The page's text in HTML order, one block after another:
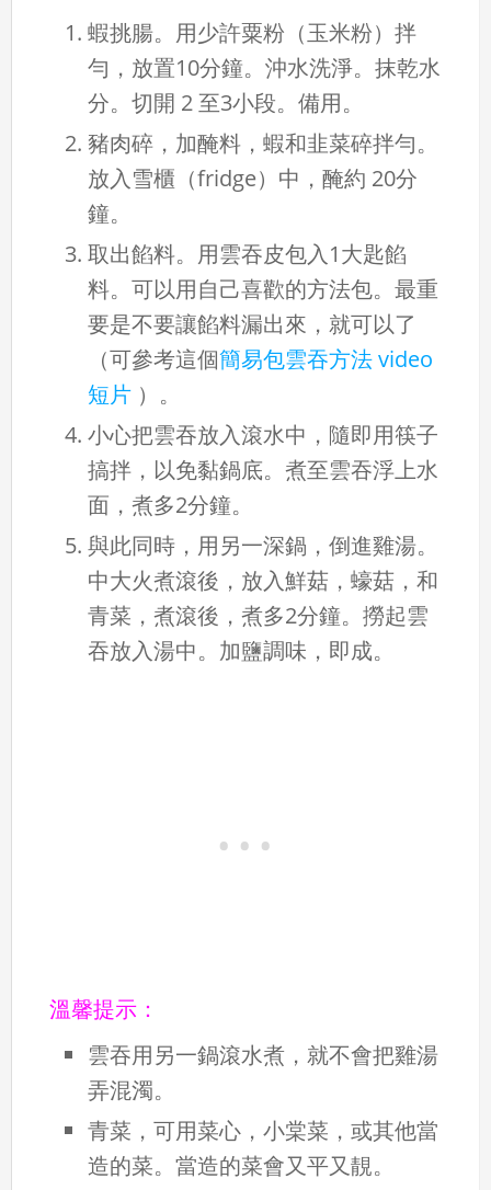
蝦挑腸。用少許粟粉（玉米粉）拌
勻，放置10分鐘。沖水洗淨。抹乾水
分。切開 2 至3小段。備用。
豬肉碎，加醃料，蝦和韭菜碎拌勻。
放入雪櫃（fridge）中，醃約 20分
鐘。
取出餡料。用雲吞皮包入1大匙餡
料。可以用自己喜歡的方法包。最重
要是不要讓餡料漏出來，就可以了
（可參考這個簡易包雲吞方法 video
短片 ）。
小心把雲吞放入滾水中，隨即用筷子
搞拌，以免黏鍋底。煮至雲吞浮上水
面，煮多2分鐘。
與此同時，用另一深鍋，倒進雞湯。
中大火煮滾後，放入鮮菇，蠔菇，和
青菜，煮滾後，煮多2分鐘。撈起雲
吞放入湯中。加鹽調味，即成。
溫馨提示：
雲吞用另一鍋滾水煮，就不會把雞湯
弄混濁。
青菜，可用菜心，小棠菜，或其他當
造的菜。當造的菜會又平又靚。